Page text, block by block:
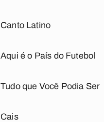
Canto Latino
Aqui é o País do Futebol
Tudo que Você Podia Ser
Cais